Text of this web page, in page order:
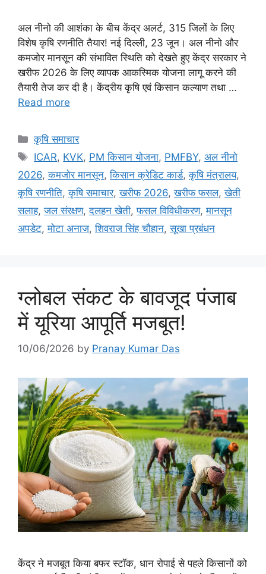
अल नीनो की आशंका के बीच केंद्र अलर्ट, 315 जिलों के लिए
विशेष कृषि रणनीति तैयार! नई दिल्ली, 23 जून। अल नीनो और
कमजोर मानसून की संभावित स्थिति को देखते हुए केंद्र सरकार ने
खरीफ 2026 के लिए व्यापक आकस्मिक योजना लागू करने की
तैयारी तेज कर दी है। केंद्रीय कृषि एवं किसान कल्याण तथा …
Read more
कृषि समाचार
ICAR, KVK, PM किसान योजना, PMFBY,अल नीनो
2026,कमजोर मानसून,किसान क्रेडिट कार्ड,कृषि मंत्रालय,
कृषि रणनीति,कृषि समाचार,खरीफ 2026,खरीफ फसल,खेती
सलाह,जल संरक्षण,दलहन खेती,फसल विविधीकरण,मानसून
अपडेट,मोटा अनाज,शिवराज सिंह चौहान,सूखा प्रबंधन
ग्लोबल संकट के बावजूद पंजाब
में यूरिया आपूर्ति मजबूत!
10/06/2026 by Pranay Kumar Das
केंद्र ने मजबूत किया बफर स्टॉक, धान रोपाई से पहले किसानों को